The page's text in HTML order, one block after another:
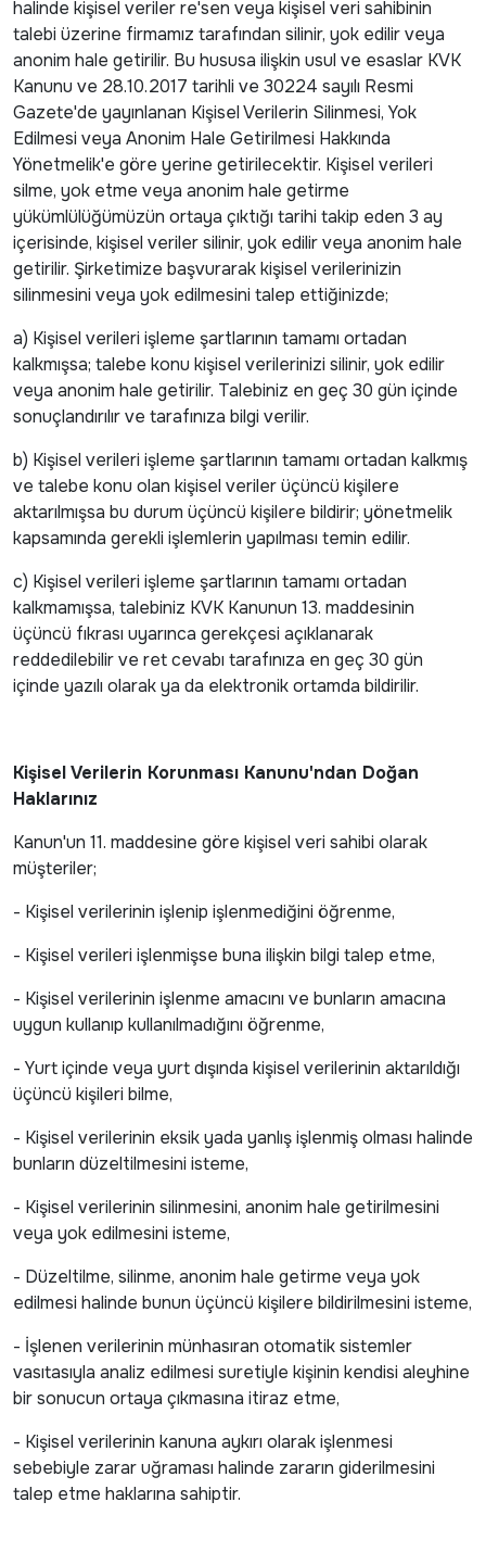
halinde kişisel veriler re'sen veya kişisel veri sahibinin
talebi üzerine firmamız tarafından silinir, yok edilir veya
anonim hale getirilir. Bu hususa ilişkin usul ve esaslar KVK
Kanunu ve 28.10.2017 tarihli ve 30224 sayılı Resmi
Gazete'de yayınlanan Kişisel Verilerin Silinmesi, Yok
Edilmesi veya Anonim Hale Getirilmesi Hakkında
Yönetmelik'e göre yerine getirilecektir. Kişisel verileri
silme, yok etme veya anonim hale getirme
yükümlülüğümüzün ortaya çıktığı tarihi takip eden 3 ay
içerisinde, kişisel veriler silinir, yok edilir veya anonim hale
getirilir. Şirketimize başvurarak kişisel verilerinizin
silinmesini veya yok edilmesini talep ettiğinizde;
a) Kişisel verileri işleme şartlarının tamamı ortadan
kalkmışsa; talebe konu kişisel verilerinizi silinir, yok edilir
veya anonim hale getirilir. Talebiniz en geç 30 gün içinde
sonuçlandırılır ve tarafınıza bilgi verilir.
b) Kişisel verileri işleme şartlarının tamamı ortadan kalkmış
ve talebe konu olan kişisel veriler üçüncü kişilere
aktarılmışsa bu durum üçüncü kişilere bildirir; yönetmelik
kapsamında gerekli işlemlerin yapılması temin edilir.
c) Kişisel verileri işleme şartlarının tamamı ortadan
kalkmamışsa, talebiniz KVK Kanunun 13. maddesinin
üçüncü fıkrası uyarınca gerekçesi açıklanarak
reddedilebilir ve ret cevabı tarafınıza en geç 30 gün
içinde yazılı olarak ya da elektronik ortamda bildirilir.
Kişisel Verilerin Korunması Kanunu'ndan Doğan
Haklarınız
Kanun'un 11. maddesine göre kişisel veri sahibi olarak
müşteriler;
- Kişisel verilerinin işlenip işlenmediğini öğrenme,
- Kişisel verileri işlenmişse buna ilişkin bilgi talep etme,
- Kişisel verilerinin işlenme amacını ve bunların amacına
uygun kullanıp kullanılmadığını öğrenme,
- Yurt içinde veya yurt dışında kişisel verilerinin aktarıldığı
üçüncü kişileri bilme,
- Kişisel verilerinin eksik yada yanlış işlenmiş olması halinde
bunların düzeltilmesini isteme,
- Kişisel verilerinin silinmesini, anonim hale getirilmesini
veya yok edilmesini isteme,
- Düzeltilme, silinme, anonim hale getirme veya yok
edilmesi halinde bunun üçüncü kişilere bildirilmesini isteme,
- İşlenen verilerinin münhasıran otomatik sistemler
vasıtasıyla analiz edilmesi suretiyle kişinin kendisi aleyhine
bir sonucun ortaya çıkmasına itiraz etme,
- Kişisel verilerinin kanuna aykırı olarak işlenmesi
sebebiyle zarar uğraması halinde zararın giderilmesini
talep etme haklarına sahiptir.